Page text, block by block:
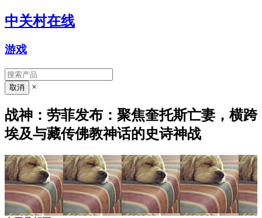
中关村在线
游戏
×
战神：劳菲发布：聚焦奎托斯亡妻，横跨
埃及与藏传佛教神话的史诗神战